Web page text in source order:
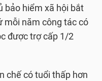
bảo hiểm xã hội bắt
mỗi năm công tác có
được trợ cấp 1/2
chế có tuổi thấp hơn